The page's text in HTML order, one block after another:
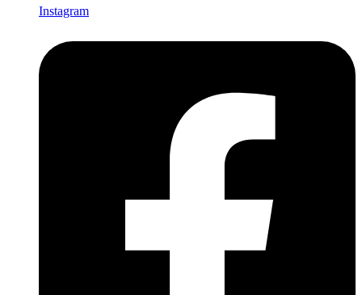
Instagram